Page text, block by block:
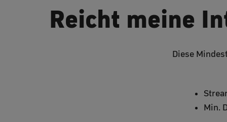
Reicht meine
Diese
Min.